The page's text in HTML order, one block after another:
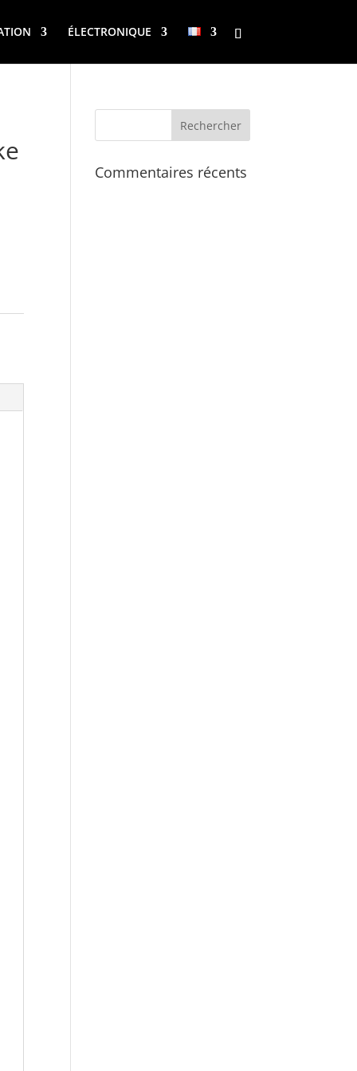
ÉLECTRONIQUE
Commentaires récents